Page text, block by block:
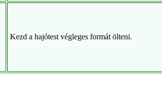
Kezd a hajótest végleges formát ölteni.